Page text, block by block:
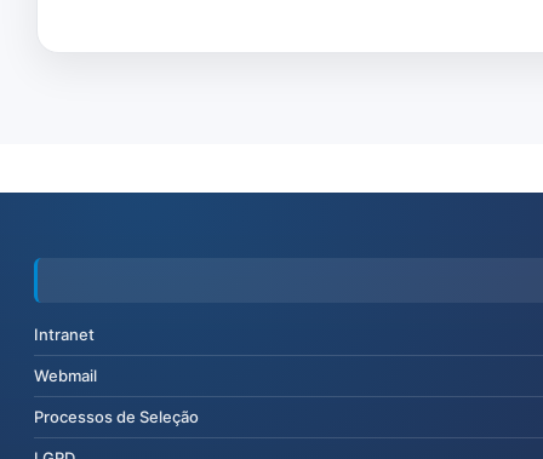
Intranet
Webmail
Processos de Seleção